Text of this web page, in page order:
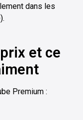
dans les
et ce
Premium :